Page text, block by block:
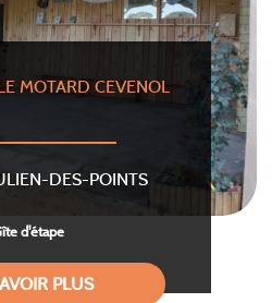
MOTARD CEVENOL
DES-POINTS
d'étape
PLUS